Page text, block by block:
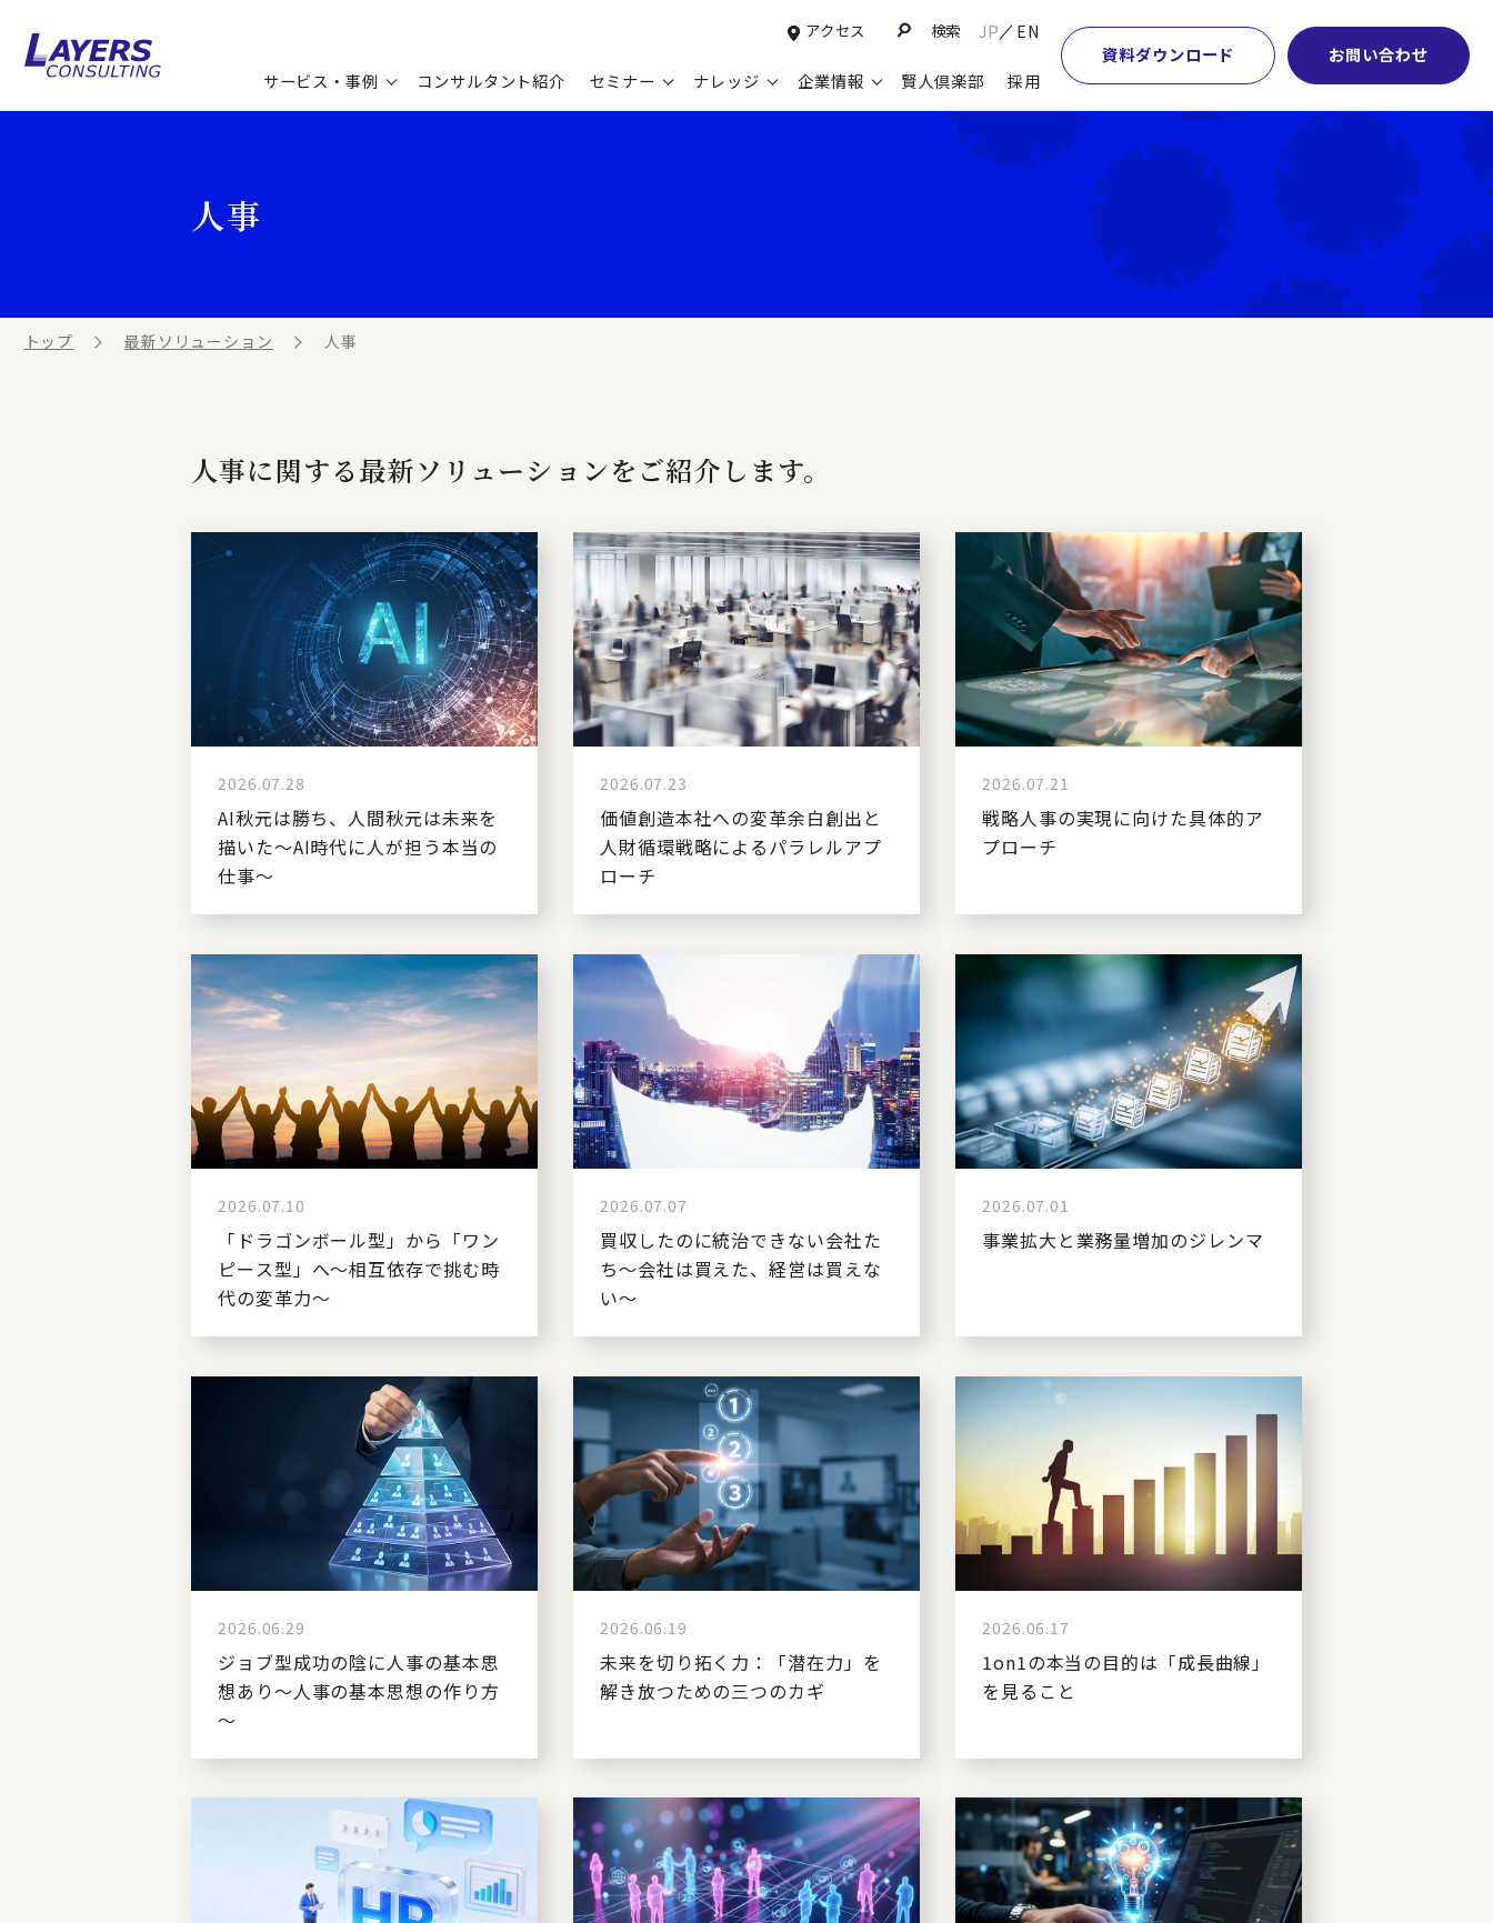
アクセス 検索 JP EN
サービス・事例 コンサルタント紹介 セミナー ナレッジ 企業情報 賢人倶楽部 採用
資料ダウンロード お問い合わせ
コンサルティング事例
本社・間接業務改革
サプライチェーンマネジメント
物流改革
ヒューマンリソースマネジメント
ビジネスプロセスアウトソーシング
コラム
ビジネステーマ解説集
人事
営業・マーケティング
設計・開発・生産・調達
【特集】会計システム刷新
【特集】FP＆Aへの旅
お知らせ
レイヤーズ・コンサルティングの特徴
学術顧問紹介
DE&I推進の取り組み
グループ会社
グローバルネットワーク
パートナーシップ
人事
トップ 最新ソリューション 人事
人事に関する最新ソリューションをご紹介します。
2026.07.28
AI秋元は勝ち、人間秋元は未来を
描いた～AI時代に人が担う本当の
仕事～
2026.07.23
価値創造本社への変革余白創出と
人財循環戦略によるパラレルアプ
ローチ
2026.07.21
戦略人事の実現に向けた具体的ア
プローチ
2026.07.10
「ドラゴンボール型」から「ワン
ピース型」へ～相互依存で挑む時
代の変革力～
2026.07.07
買収したのに統治できない会社た
ち～会社は買えた、経営は買えな
い～
2026.07.01
事業拡大と業務量増加のジレンマ
2026.06.29
ジョブ型成功の陰に人事の基本思
想あり～人事の基本思想の作り方
～
2026.06.19
未来を切り拓く力：「潜在力」を
解き放つための三つのカギ
2026.06.17
1on1の本当の目的は「成長曲線」
を見ること